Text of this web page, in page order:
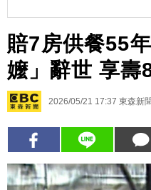
賠7房供餐55
嬤」辭世 享壽
2026/05/21 17:37 東森新